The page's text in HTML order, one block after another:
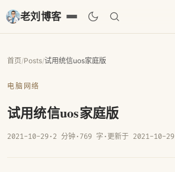
老刘博客
首页/Posts/试用统信uos家庭版
电脑网络
试用统信uos家庭版
2021-10-29· 2 分钟· 769 字 · 更新于 2021-10-29